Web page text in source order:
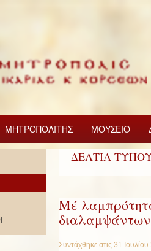
ΜΗΤΡΟΠΟΛΙΤΗΣ ΜΟΥΣΕΙΟ
ΔΕΛΤΙΑ
Μέ
Συντάχθηκε στις 31